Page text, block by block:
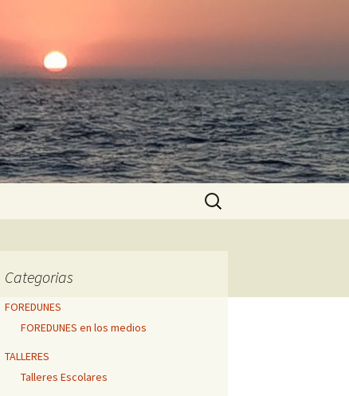
Buscar:
Categorias
FOREDUNES
FOREDUNES en los medios
TALLERES
Talleres Escolares